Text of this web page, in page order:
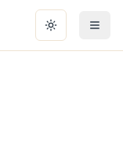
Toggle